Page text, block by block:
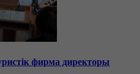
фирма директоры